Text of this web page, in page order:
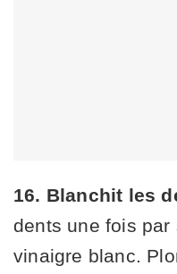
16. Blanchit les
dents une fois
vinaigre blanc.